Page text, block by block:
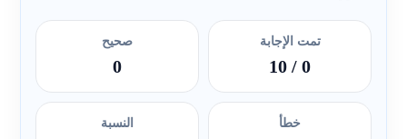
تمت الإجابة
0
/ 10
صحيح
0
خطأ النسبة